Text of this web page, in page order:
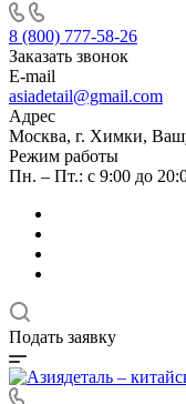
8 (800) 777-58-26
Заказать звонок
E-mail
asiadetail@gmail.com
Адрес
Москва, г. Химки,
Режим работы
Пн. – Пт.: с 9:00 до
Подать заявку